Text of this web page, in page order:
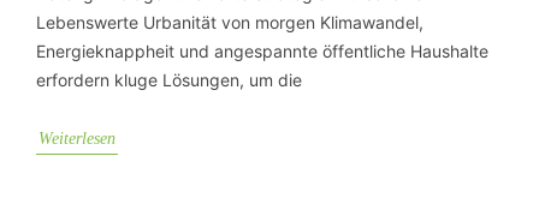
Lebenswerte Urbanität von morgen Klimawandel,
Energieknappheit und angespannte öffentliche Haushalte
erfordern kluge Lösungen, um die
Weiterlesen